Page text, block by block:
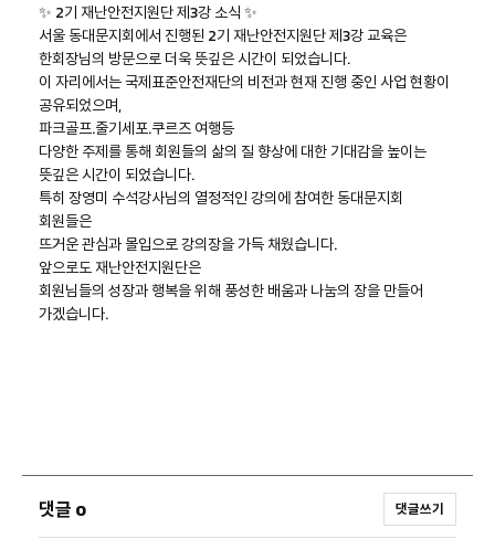
✨ 2기 재난안전지원단 제3강 소식 ✨
서울 동대문지회에서 진행된 2기 재난안전지원단 제3강 교육은
한회장님의 방문으로 더욱 뜻깊은 시간이 되었습니다.
이 자리에서는 국제표준안전재단의 비전과 현재 진행 중인 사업 현황이
공유되었으며,
파크골프.줄기세포.쿠르즈 여행등
다양한 주제를 통해 회원들의 삶의 질 향상에 대한 기대감을 높이는
뜻깊은 시간이 되었습니다.
특히 장영미 수석강사님의 열정적인 강의에 참여한 동대문지회
회원들은
뜨거운 관심과 몰입으로 강의장을 가득 채웠습니다.
앞으로도 재난안전지원단은
회원님들의 성장과 행복을 위해 풍성한 배움과 나눔의 장을 만들어
가겠습니다.
댓글 0 댓글쓰기